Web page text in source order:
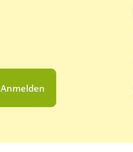
Anmelden